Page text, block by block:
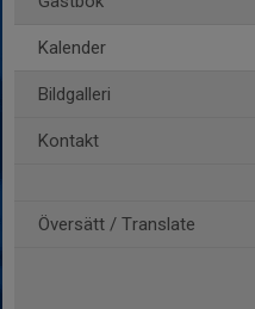
Kalender
Bildgalleri
Kontakt
Översätt / Translate